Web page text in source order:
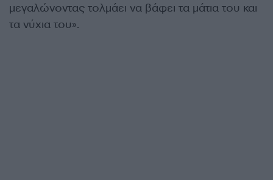
μεγαλώνοντας τολμάει να βάφει τα μάτια του και
τα νύχια του».